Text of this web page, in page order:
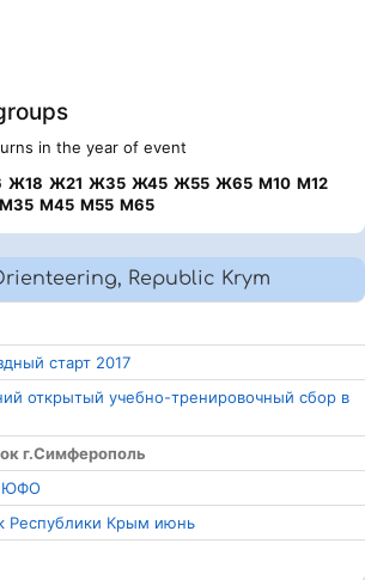
in the year of event
Ж18 Ж21 Ж35 Ж45 Ж55 Ж65 М10 М12
М35 М45 М55 М65
Republic Krym
старт 2017
открытый учебно-тренировочный сбор в
г.Симферополь
ЮФО
Республики Крым июнь